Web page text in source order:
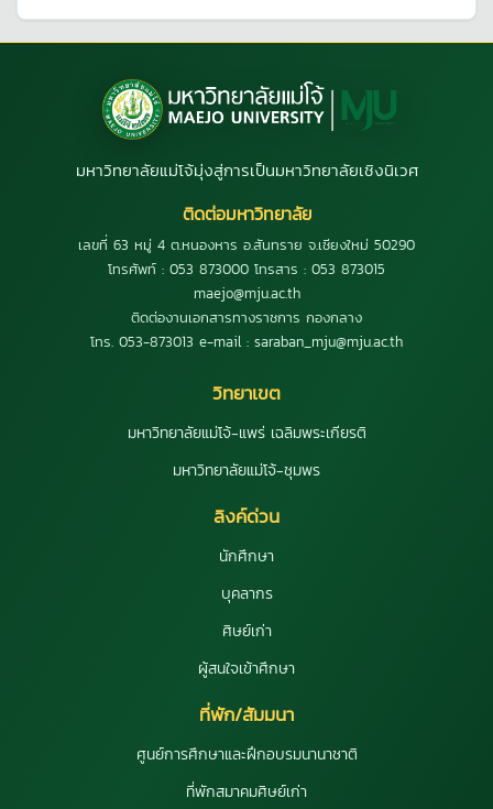
มหาวิทยาลัยแม่โจ้มุ่งสู่การเป็นมหาวิทยาลัยเชิงนิเวศ
ติดต่อมหาวิทยาลัย
เลขที่ 63 หมู่ 4 ต.หนองหาร อ.สันทราย จ.เชียงใหม่ 50290
โทรศัพท์ : 053 873000 โทรสาร : 053 873015
maejo@mju.ac.th
ติดต่องานเอกสารทางราชการ กองกลาง
โทร. 053-873013 e-mail : saraban_mju@mju.ac.th
วิทยาเขต
มหาวิทยาลัยแม่โจ้-แพร่ เฉลิมพระเกียรติ
มหาวิทยาลัยแม่โจ้-ชุมพร
ลิงค์ด่วน
นักศึกษา
บุคลากร
ศิษย์เก่า
ผู้สนใจเข้าศึกษา
ที่พัก/สัมมนา
ศูนย์การศึกษาและฝึกอบรมนานาชาติ
ที่พักสมาคมศิษย์เก่า